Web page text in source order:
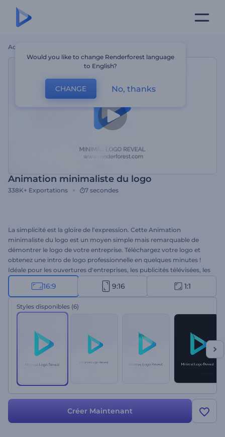
Accueil
Animation minimaliste du logo
338K+ Exportations 7 secondes
La simplicité est la gloire de l'expression. Cette Animation
minimaliste du logo est un moyen simple mais remarquable de
démontrer le logo de votre entreprise. Téléchargez votre logo et
obtenez une intro de logo professionnelle en quelques minutes !
Idéale pour les ouvertures d'entreprises, les publicités télévisées, les
présentations commerciales et bien plus encore. Ressentez le
pouvoir de la simplicité et faites briller votre marque de commerce
avec élégance. Essayez ce modèle dès maintenant !
16:9 9:16 1:1
Styles disponibles (6)
Créer Maintenant
Would you like to change Renderforest language
to English?
CHANGE No, thanks